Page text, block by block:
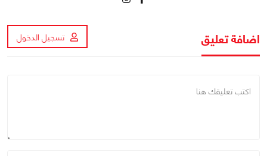
اضافة تعليق تسجيل الدخول